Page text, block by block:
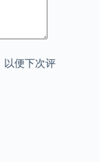
以便下次评